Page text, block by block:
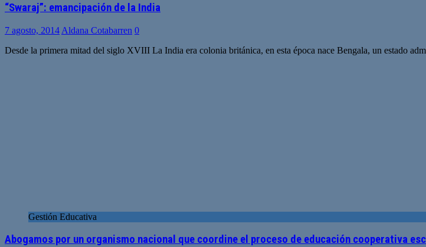
“Swaraj”: emancipación de la India
7 agosto, 2014 Aldana Cotabarren 0
Desde la primera mitad del siglo XVIII La India era colonia británica, en esta época nace Bengala, un estado
Gestión Educativa
Abogamos por un organismo nacional que coordine el proceso de educación cooperativa